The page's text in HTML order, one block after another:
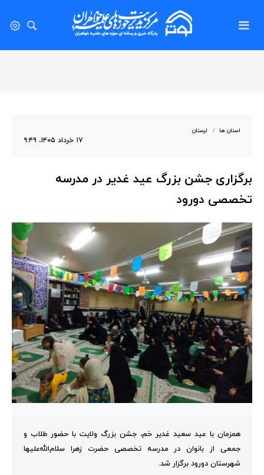
استان ها لرستان
۱۷ خرداد ۱۴۰۵، ۹:۴۹
برگزاری جشن بزرگ عید غدیر در مدرسه
تخصصی دورود
همزمان با عید سعید غدیر خم، جشن بزرگ ولایت با حضور طلاب و
جمعی از بانوان در مدرسه تخصصی حضرت زهرا سلام‌الله‌علیها
شهرستان دورود برگزار شد.